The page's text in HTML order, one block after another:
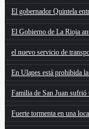
El gobernador Quintela
El Gobierno de La Rioja
el nuevo servicio de
En Ulapes está prohibida
Familia de San Juan
Fuerte tormenta en una